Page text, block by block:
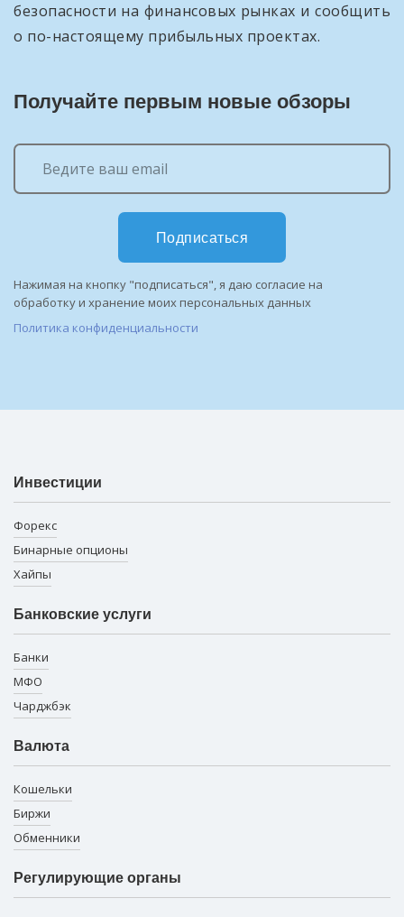
безопасности на финансовых рынках и сообщить
о по-настоящему прибыльных проектах.
Получайте первым новые обзоры
Подписаться
Нажимая на кнопку "подписаться", я даю согласие на
обработку и хранение моих персональных данных
Политика конфиденциальности
Инвестиции
Форекс
Бинарные опционы
Хайпы
Банковские услуги
Банки
МФО
Чарджбэк
Валюта
Кошельки
Биржи
Обменники
Регулирующие органы